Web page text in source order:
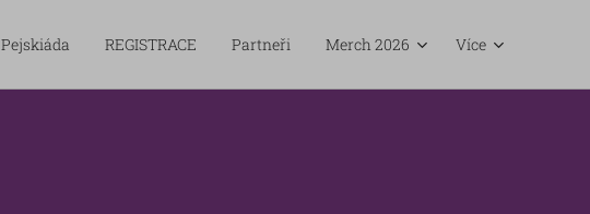
Pejskiáda REGISTRACE Partneři Merch 2026 Více